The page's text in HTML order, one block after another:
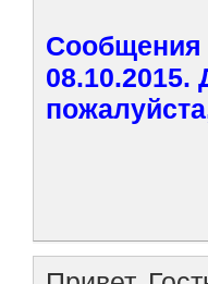
Сообщения
08.10.2015.